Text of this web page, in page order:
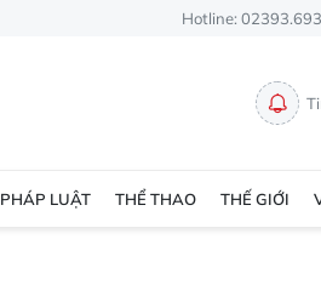
Hotline:
PHÁP LUẬT THỂ THAO THẾ GIỚI